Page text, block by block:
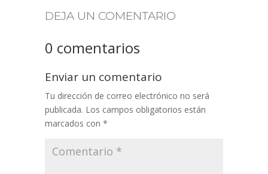
DEJA UN COMENTARIO
0 comentarios
Enviar un comentario
Tu dirección de correo electrónico no será
publicada. Los campos obligatorios están
marcados con *